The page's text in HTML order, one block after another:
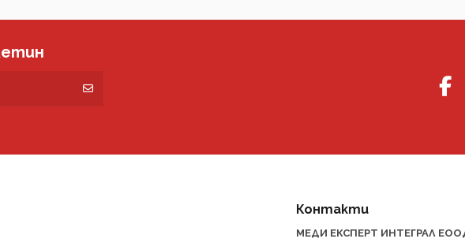
Контакти
МЕДИ ЕКСПЕРТ ИНТЕГРАЛ